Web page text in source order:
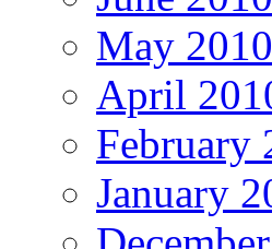
May 2010
April
February
January